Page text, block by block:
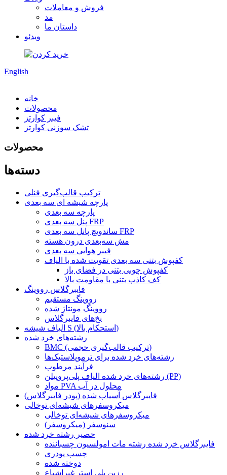
فروش و معاملات
مد
داستان ما
ویدئو
English
خانه
محصولات
فیبر کوارتز
تشک سوزنی کوارتز
محصولات
دسته‌ها
ترکیب قالب‌گیری فنلی
پارچه شیشه ای سه بعدی
پارچه سه بعدی
پنل سه بعدی FRP
ساندویچ پانل سه بعدی FRP
مش سه‌بعدی درون هسته
فیبر هوایی سه بعدی
کفپوش بتنی سه بعدی تقویت شده با الیاف
کفپوش چوبی بتنی در فضای باز
کف کاذب بتنی با مقاومت بالا
فایبرگلاس رووینگ
رووینگ مستقیم
رووینگ مونتاژ شده
نخ‌های فایبرگلاس
الیاف شیشه S (استحکام بالا)
رشته‌های خرد شده
BMC (ترکیب قالب‌گیری حجمی)
رشته‌های خرد شده برای ترموپلاستیک‌ها
فرآیند مرطوب
رشته‌های خرد شده الیاف پلی‌پروپیلن (PP)
مواد PVA محلول در آب
فایبرگلاس آسیاب شده (پودر فایبرگلاس)
میکروسفرهای شیشه‌ای توخالی
میکروسفرهای شیشه‌ای توخالی
سنوسفر (میکروسفر)
حصیر رشته خرد شده
فایبرگلاس خرد شده رشته مات امولسیون چسباننده
چسب پودری
دوخته شده
رزین پلی استر غیراشباع